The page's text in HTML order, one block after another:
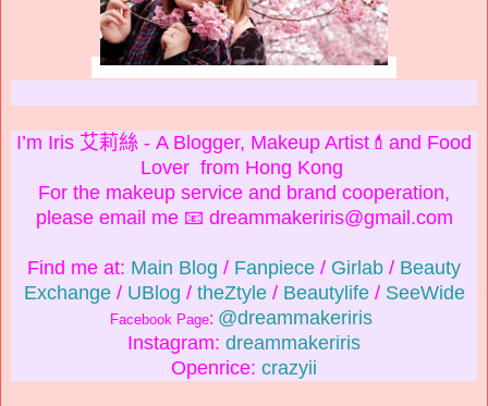
I’m Iris 艾莉絲 - A Blogger, Makeup Artist💄and Food
Lover from Hong Kong
For the makeup service and brand cooperation,
please email me 📧 dreammakeriris@gmail.com
Find me at: Main Blog / Fanpiece / Girlab / Beauty
Exchange/ UBlog / theZtyle/ Beautylife/ SeeWide
Facebook Page: @dreammakeriris
Instagram: dreammakeriris
Openrice: crazyii